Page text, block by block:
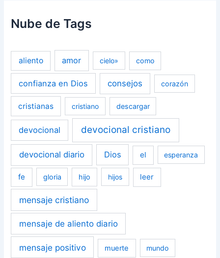
Nube de Tags
aliento amor cielo» como
confianza en Dios consejos corazón
cristianas cristiano descargar
devocional devocional cristiano
devocional diario Dios el esperanza
fe gloria hijo hijos leer
mensaje cristiano
mensaje de aliento diario
mensaje positivo muerte mundo